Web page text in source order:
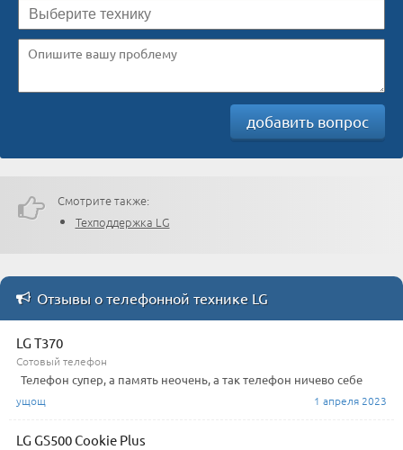
добавить вопрос
Смотрите также:
Техподдержка LG
Отзывы о телефонной технике LG
LG T370
Сотовый телефон
Телефон супер, а память неочень, а так телефон ничево себе
ущощ 1 апреля 2023
LG GS500 Cookie Plus